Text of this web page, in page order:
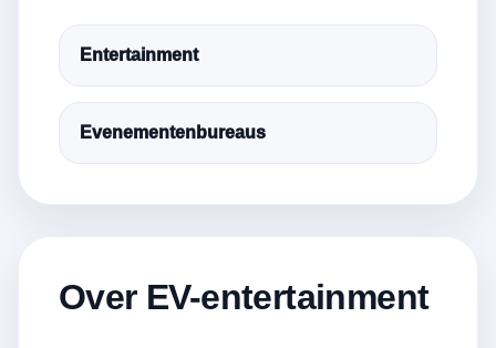
Entertainment
Evenementenbureaus
Over EV-entertainment